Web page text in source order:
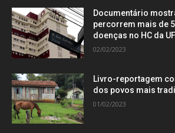
Documentário
percorrem mais de
doenças no HC da
02/02/2023
Livro-reportagem
dos povos mais
01/02/2023